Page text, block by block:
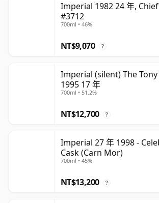
Imperial 1982 24 年,
#3712
700ml • 46%
NT$9,070 ?
Imperial (silent) The
1995 17 年
700ml • 51.2%
NT$12,700 ?
Imperial 27 年 1998 -
Cask (Carn Mor)
700ml • 45%
NT$13,200 ?